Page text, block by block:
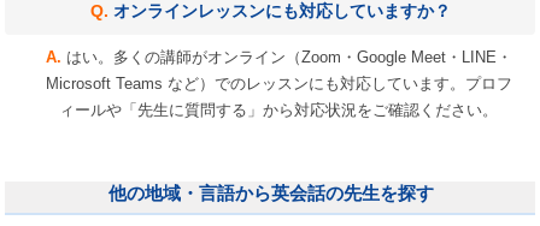
オンラインレッスンにも対応していますか？
はい。多くの講師がオンライン（Zoom・Google Meet・LINE・
Microsoft Teams など）でのレッスンにも対応しています。プロフ
ィールや「先生に質問する」から対応状況をご確認ください。
他の地域・言語から英会話の先生を探す